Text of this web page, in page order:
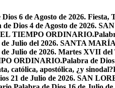
Dios 6 de Agosto de 2026.
de Dios 4 de Agosto de 2026.
TIEMPO ORDINARIO.
de Julio del 2026. SANTA
de Julio de 2026. Martes XVII
ORDINARIO.Palabra de
católica, apostólica, ¿y sinodal?
21 de Julio de 2026. SAN